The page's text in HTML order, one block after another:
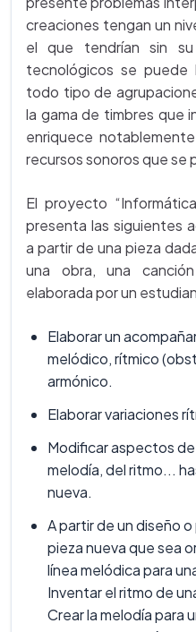
creaciones tengan un
el que tendrían sin su
tecnológicos se puede
todo tipo de
la gama de timbres que
enriquece
recursos sonoros que se
El proyecto
presenta las siguientes
a partir de una pieza
una obra, una
elaborada por un
Elaborar un
melódico, rítmico
armónico.
Elaborar variaciones
Modificar aspectos
melodía, del ritmo...
nueva.
A partir de un diseño
pieza nueva que sea
línea melódica para
Inventar el ritmo de
Crear la melodía para